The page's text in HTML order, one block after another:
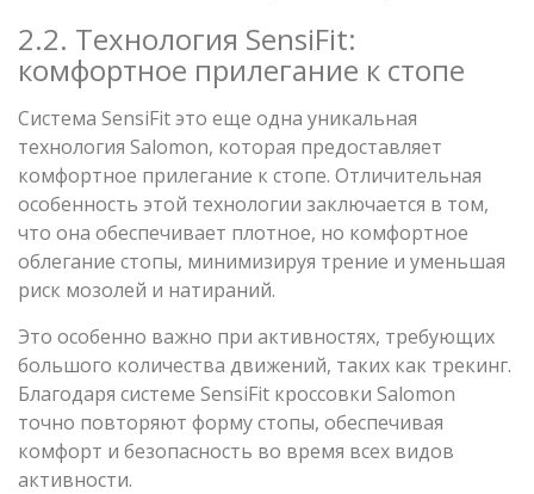
2.2. Технология SensiFit:
комфортное прилегание к стопе
Система SensiFit это еще одна уникальная
технология Salomon, которая предоставляет
комфортное прилегание к стопе. Отличительная
особенность этой технологии заключается в том,
что она обеспечивает плотное, но комфортное
облегание стопы, минимизируя трение и уменьшая
риск мозолей и натираний.
Это особенно важно при активностях, требующих
большого количества движений, таких как трекинг.
Благодаря системе SensiFit кроссовки Salomon
точно повторяют форму стопы, обеспечивая
комфорт и безопасность во время всех видов
активности.